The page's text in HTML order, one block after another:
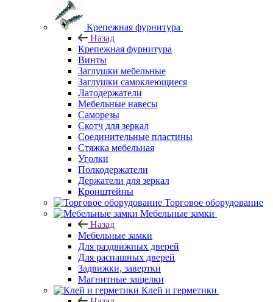
Крепежная фурнитура
Назад
Крепежная фурнитура
Винты
Заглушки мебельные
Заглушки самоклеющиеся
Латодержатели
Мебельные навесы
Саморезы
Скотч для зеркал
Соединительные пластины
Стяжка мебельная
Уголки
Полкодержатели
Держатели для зеркал
Кронштейны
Торговое оборудование
Мебельные замки
Назад
Мебельные замки
Для раздвижных дверей
Для распашных дверей
Задвижки, завертки
Магнитные защелки
Клей и герметики